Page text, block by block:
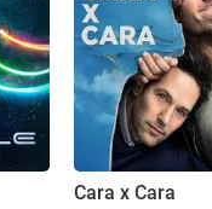
Cara x Cara